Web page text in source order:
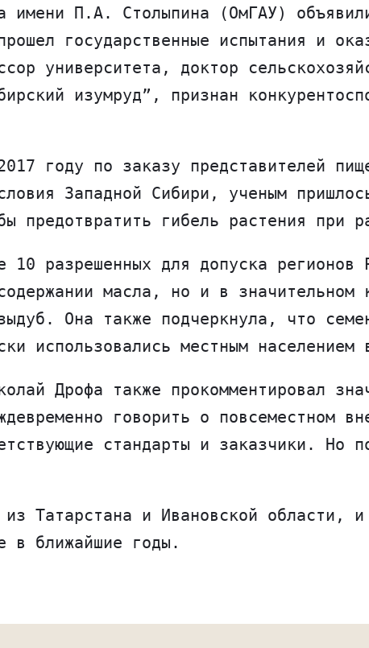
имени П.А. Столыпина (ОмГАУ)
государственные испытания и
университета, доктор
изумруд”, признан
году по заказу представителей
Западной Сибири, ученым
предотвратить гибель растения при
разрешенных для допуска регионов
масла, но и в значительном
Она также подчеркнула, что
использовались местным населением
Дрофа также прокомментировал
говорить о повсеместном
стандарты и заказчики. Но
Татарстана и Ивановской области, и
в ближайшие годы.